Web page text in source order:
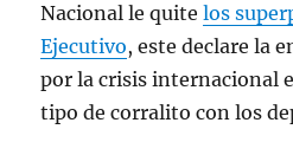
Nacional le quitelos
Ejecutivo, este declare la
por la crisis internacional
tipo de corralito con los